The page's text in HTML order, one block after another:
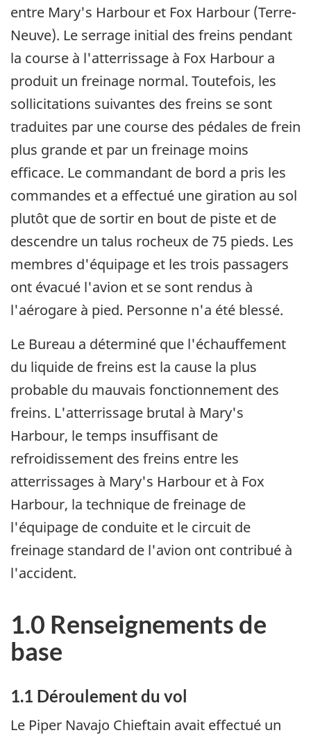
entre Mary's Harbour et Fox Harbour (Terre-
Neuve). Le serrage initial des freins pendant
la course à l'atterrissage à Fox Harbour a
produit un freinage normal. Toutefois, les
sollicitations suivantes des freins se sont
traduites par une course des pédales de frein
plus grande et par un freinage moins
efficace. Le commandant de bord a pris les
commandes et a effectué une giration au sol
plutôt que de sortir en bout de piste et de
descendre un talus rocheux de 75 pieds. Les
membres d'équipage et les trois passagers
ont évacué l'avion et se sont rendus à
l'aérogare à pied. Personne n'a été blessé.
Le Bureau a déterminé que l'échauffement
du liquide de freins est la cause la plus
probable du mauvais fonctionnement des
freins. L'atterrissage brutal à Mary's
Harbour, le temps insuffisant de
refroidissement des freins entre les
atterrissages à Mary's Harbour et à Fox
Harbour, la technique de freinage de
l'équipage de conduite et le circuit de
freinage standard de l'avion ont contribué à
l'accident.
1.0 Renseignements de
base
1.1 Déroulement du vol
Le Piper Navajo Chieftain avait effectué un